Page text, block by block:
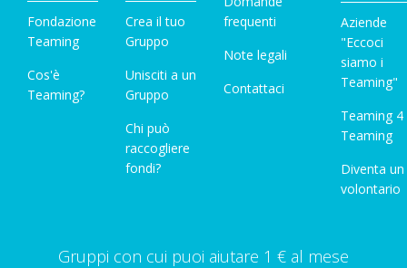
Fondazione
Teaming
Cos'è
Teaming?
Crea il tuo
Gruppo
Unisciti a un
Gruppo
Chi può
raccogliere
fondi?
frequenti
Note legali
Contattaci
Aziende
"Eccoci
siamo i
Teaming"
Teaming 4
Teaming
Diventa un
volontario
Gruppi con cui puoi aiutare 1 € al mese